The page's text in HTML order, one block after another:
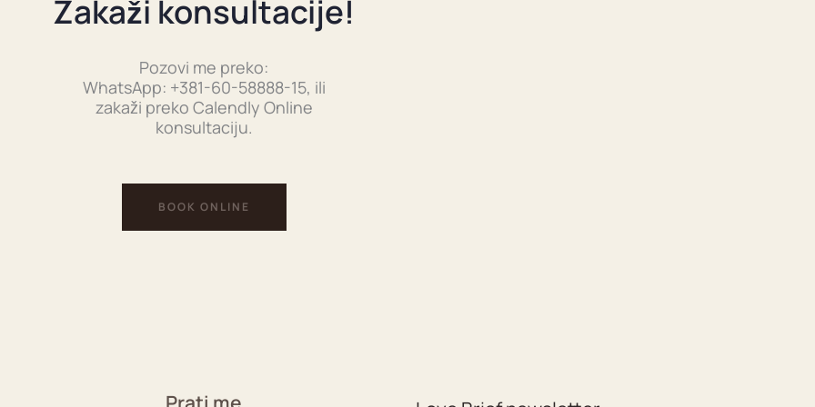
Zakaži konsultacije!
Pozovi me preko:
WhatsApp: +381-60-58888-15, ili
zakaži preko Calendly Online
konsultaciju.
BOOK ONLINE